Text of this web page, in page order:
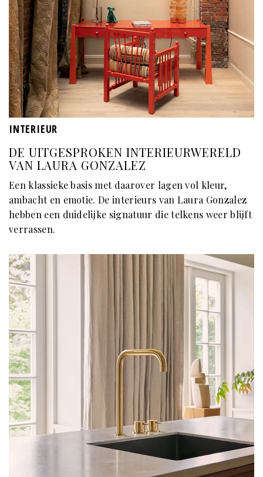
INTERIEUR
DE UITGESPROKEN INTERIEURWERELD
VAN LAURA GONZALEZ
Een klassieke basis met daarover lagen vol kleur,
ambacht en emotie. De interieurs van Laura Gonzalez
hebben een duidelijke signatuur die telkens weer blijft
verrassen.